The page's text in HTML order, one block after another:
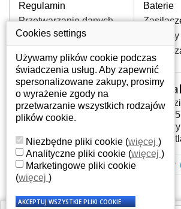
W JAKI SPOSÓB
PRZEJAWIAĆ
Częstymi objawami są
czy wyświetlanie
dublowanie tych
przypadku podlicia
powrócą do pierwotnej
też uszkodzenie
JAK TO DZIAŁA?
Klawiatura składa się z kilku
warstw folii, z których przewodzą
przewodzące
Regulamin
Przetwarzanie danych
osobowych
Gdzie nas znajdziesz
Baterie
Zawiasy
Złącza
Twoje konto
Twoje konto
Dane osobowe
Adresy
Historia zamówień
7:00 -
Cookies settings
Używamy plików cookie podczas
świadczenia usług. Aby zapewnić
spersonalizowane zakupy, prosimy
o wyrażenie zgody na
przetwarzanie wszystkich rodzajów
plików cookie.
Niezbędne pliki cookie (więcej )
Analityczne pliki cookie (więcej )
Marketingowe pliki cookie
(więcej )